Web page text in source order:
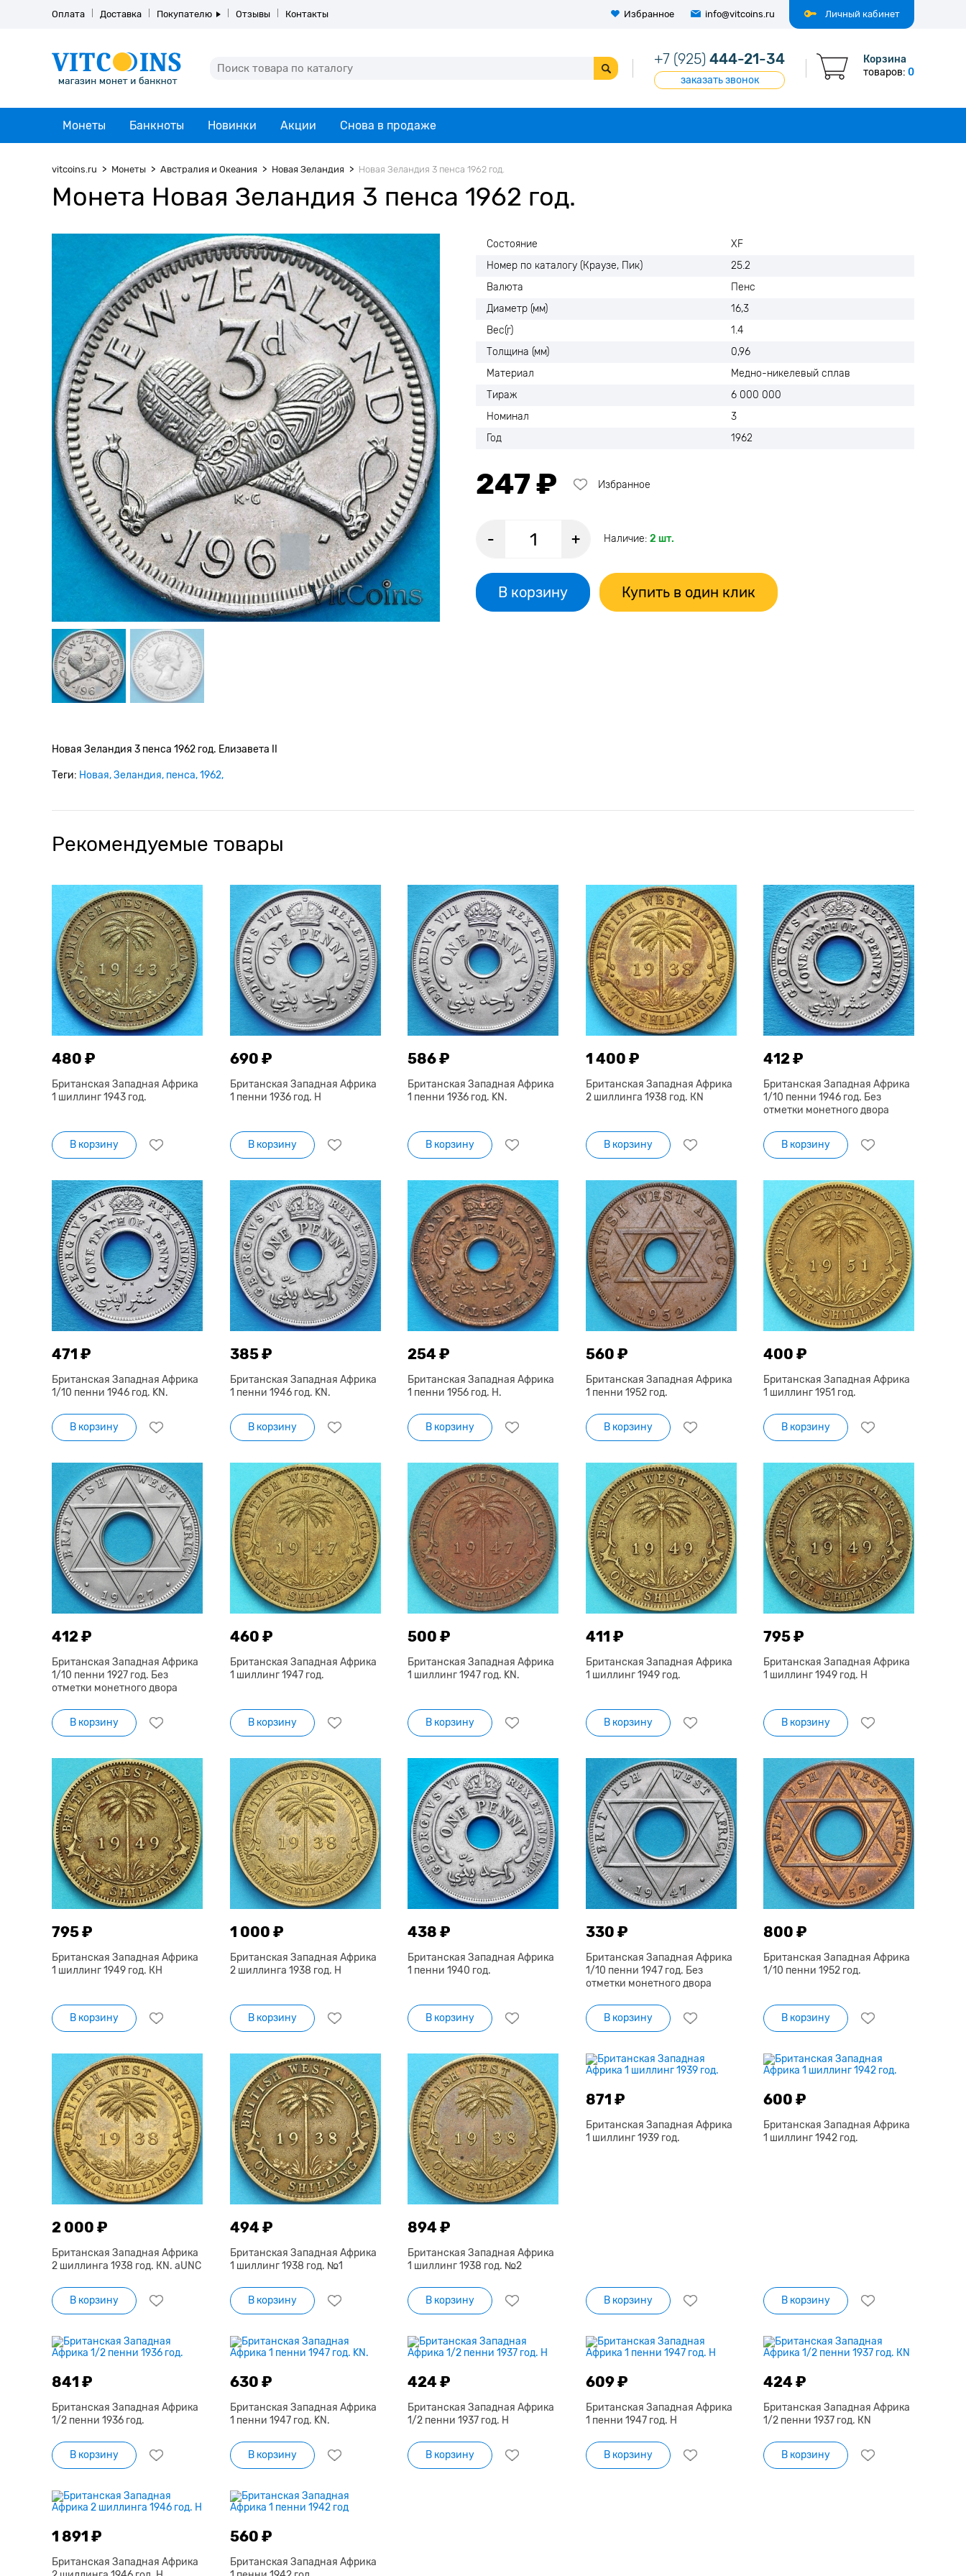
Личный кабинет
Оплата Доставка Покупателю Отзывы Контакты Избранное info@vitcoins.ru
+7 (925) 444-21-34
заказать звонок
Корзина
товаров: 0
Монеты Банкноты Новинки Акции Снова в продаже
vitcoins.ru Монеты Австралия и Океания Новая Зеландия Новая Зеландия 3 пенса 1962 год.
Монета Новая Зеландия 3 пенса 1962 год.
Состояние
XF
Номер по каталогу (Краузе, Пик)
25.2
Валюта
Пенс
Диаметр (мм)
16,3
Вес(г)
1.4
Толщина (мм)
0,96
Материал
Медно-никелевый сплав
Тираж
6 000 000
Номинал
3
Год
1962
247 ₽ Избранное
- + Наличие: 2 шт.
В корзину Купить в один клик
Новая Зеландия 3 пенса 1962 год. Елизавета II
Теги: Новая Зеландия пенса 1962
Рекомендуемые товары
480 ₽
Британская Западная Африка
1 шиллинг 1943 год.
В корзину
690 ₽
Британская Западная Африка
1 пенни 1936 год. Н
В корзину
586 ₽
Британская Западная Африка
1 пенни 1936 год. KN.
В корзину
1 400 ₽
Британская Западная Африка
2 шиллинга 1938 год. КN
В корзину
412 ₽
Британская Западная Африка
1/10 пенни 1946 год. Без
отметки монетного двора
В корзину
471 ₽
Британская Западная Африка
1/10 пенни 1946 год. KN.
В корзину
385 ₽
Британская Западная Африка
1 пенни 1946 год. KN.
В корзину
254 ₽
Британская Западная Африка
1 пенни 1956 год. Н.
В корзину
560 ₽
Британская Западная Африка
1 пенни 1952 год.
В корзину
400 ₽
Британская Западная Африка
1 шиллинг 1951 год.
В корзину
412 ₽
Британская Западная Африка
1/10 пенни 1927 год. Без
отметки монетного двора
В корзину
460 ₽
Британская Западная Африка
1 шиллинг 1947 год.
В корзину
500 ₽
Британская Западная Африка
1 шиллинг 1947 год. KN.
В корзину
411 ₽
Британская Западная Африка
1 шиллинг 1949 год.
В корзину
795 ₽
Британская Западная Африка
1 шиллинг 1949 год. Н
В корзину
795 ₽
Британская Западная Африка
1 шиллинг 1949 год. КН
В корзину
1 000 ₽
Британская Западная Африка
2 шиллинга 1938 год. Н
В корзину
438 ₽
Британская Западная Африка
1 пенни 1940 год.
В корзину
330 ₽
Британская Западная Африка
1/10 пенни 1947 год. Без
отметки монетного двора
В корзину
800 ₽
Британская Западная Африка
1/10 пенни 1952 год.
В корзину
2 000 ₽
Британская Западная Африка
2 шиллинга 1938 год. КN. aUNC
В корзину
494 ₽
Британская Западная Африка
1 шиллинг 1938 год. №1
В корзину
894 ₽
Британская Западная Африка
1 шиллинг 1938 год. №2
В корзину
871 ₽
Британская Западная Африка
1 шиллинг 1939 год.
В корзину
600 ₽
Британская Западная Африка
1 шиллинг 1942 год.
В корзину
841 ₽
Британская Западная Африка
1/2 пенни 1936 год.
В корзину
630 ₽
Британская Западная Африка
1 пенни 1947 год. KN.
В корзину
424 ₽
Британская Западная Африка
1/2 пенни 1937 год. Н
В корзину
609 ₽
Британская Западная Африка
1 пенни 1947 год. H
В корзину
424 ₽
Британская Западная Африка
1/2 пенни 1937 год. КN
В корзину
1 891 ₽
Британская Западная Африка
560 ₽
Британская Западная Африка